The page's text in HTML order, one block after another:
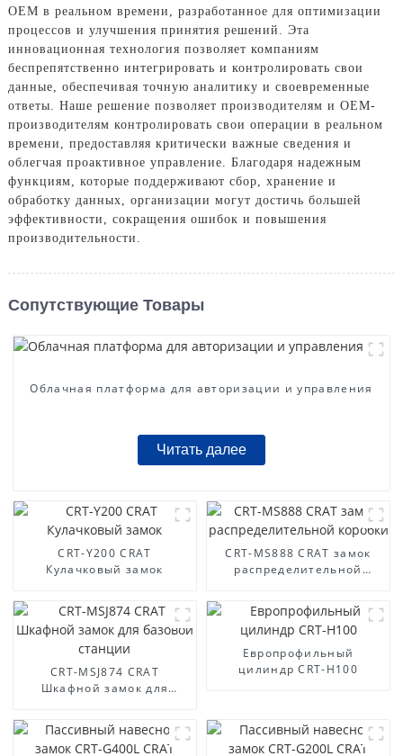
OEM в реальном времени, разработанное для оптимизации
процессов и улучшения принятия решений. Эта
инновационная технология позволяет компаниям
беспрепятственно интегрировать и контролировать свои
данные, обеспечивая точную аналитику и своевременные
ответы. Наше решение позволяет производителям и OEM-
производителям контролировать свои операции в реальном
времени, предоставляя критически важные сведения и
облегчая проактивное управление. Благодаря надежным
функциям, которые поддерживают сбор, хранение и
обработку данных, организации могут достичь большей
эффективности, сокращения ошибок и повышения
производительности.
Сопутствующие Товары
Облачная платформа для авторизации и управления
Читать далее
CRT-Y200 CRAT
Кулачковый замок
CRT-MS888 CRAT замок
распределительной
CRT-MSJ874 CRAT
Шкафной замок для
Европрофильный
цилиндр CRT-H100